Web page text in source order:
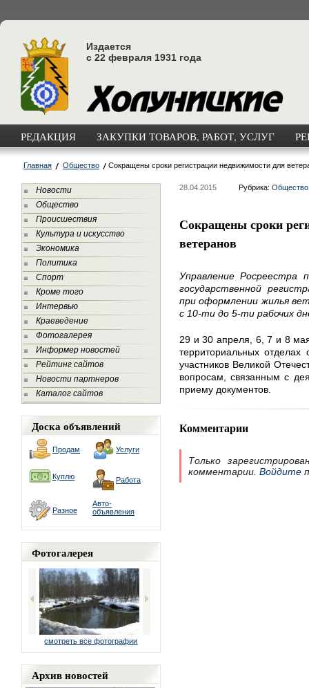
Издается
с 22 февраля 1931 года
РЕДАКЦИЯ ЗАКУПКИ ТОВАРОВ, РАБОТ, УСЛУГ
Главная Общество Сокращены сроки регистрации недвижимости для
Новости
Общество
Происшествия
Культура и искусство
Экономика
Политика
Спорт
Кроме того
Интервью
Краеведение
Фотогалерея
Информер новостей
Рейтинг сайтов
Новости партнеров
Каталог сайтов
Доска объявлений
Продам Услуги
Куплю Работа
Разное
Авто-
объявления
Фотогалерея
смотреть все фотографии
Архив новостей
28.04.2015 Рубрика: Общество
Сокращены сроки
ветеранов
Управление Росреестра
государственной
при оформлении жилья
с 10-ти до 5-ти рабочих
29 и 30 апреля, 6, 7 и 8
территориальных
участников Великой
вопросам, связанным с
приему документов.
Комментарии
Только
комментарии. Войдите